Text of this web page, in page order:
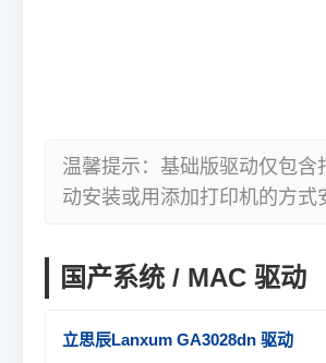
温馨提示：基础版驱动仅包
动安装或用添加打印机的方式
国产系统 / MAC 驱动
立思辰Lanxum GA3028dn 驱动